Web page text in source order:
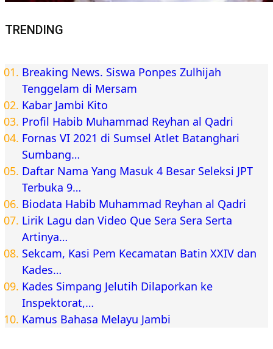
TRENDING
Breaking News. Siswa Ponpes Zulhijah
Tenggelam di Mersam
Kabar Jambi Kito
Profil Habib Muhammad Reyhan al Qadri
Fornas VI 2021 di Sumsel Atlet Batanghari
Sumbang…
Daftar Nama Yang Masuk 4 Besar Seleksi JPT
Terbuka 9…
Biodata Habib Muhammad Reyhan al Qadri
Lirik Lagu dan Video Que Sera Sera Serta
Artinya…
Sekcam, Kasi Pem Kecamatan Batin XXIV dan
Kades…
Kades Simpang Jelutih Dilaporkan ke
Inspektorat,…
Kamus Bahasa Melayu Jambi